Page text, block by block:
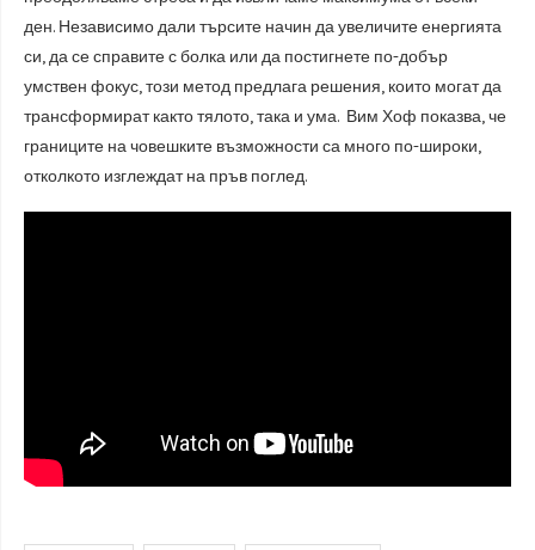
ден. Независимо дали търсите начин да увеличите енергията
си, да се справите с болка или да постигнете по-добър
умствен фокус, този метод предлага решения, които могат да
трансформират както тялото, така и ума. Вим Хоф показва, че
границите на човешките възможности са много по-широки,
отколкото изглеждат на пръв поглед.